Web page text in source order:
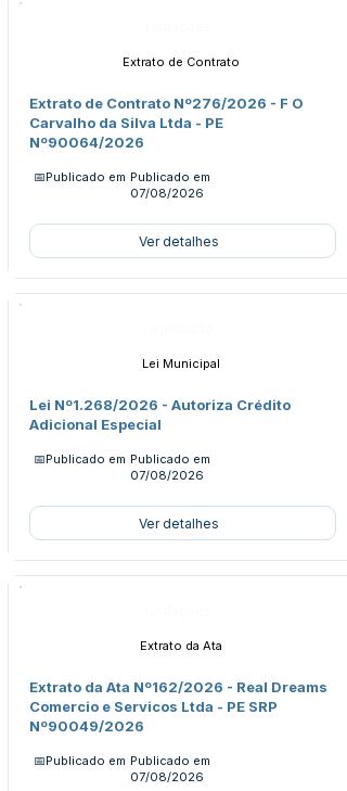
Extrato de Contrato
Extrato de Contrato Nº276/2026 - F O
Carvalho da Silva Ltda - PE
Nº90064/2026
📅Publicado em Publicado em
07/08/2026
Ver detalhes
Lei Municipal
Lei Nº1.268/2026 - Autoriza Crédito
Adicional Especial
📅Publicado em Publicado em
07/08/2026
Ver detalhes
Extrato da Ata
Extrato da Ata Nº162/2026 - Real Dreams
Comercio e Servicos Ltda - PE SRP
Nº90049/2026
📅Publicado em Publicado em
07/08/2026